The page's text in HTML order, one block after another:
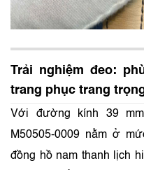
Trải nghiệm đeo:
trang phục trang
Với đường kính 39
M50505-0009 nằm ở
đồng hồ nam thanh lịch